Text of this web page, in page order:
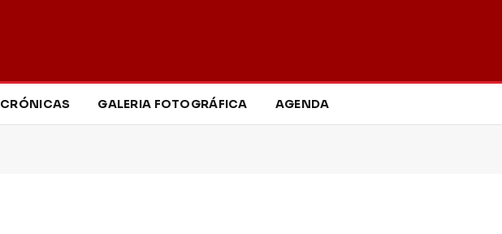
CRÓNICAS GALERIA FOTOGRÁFICA AGENDA